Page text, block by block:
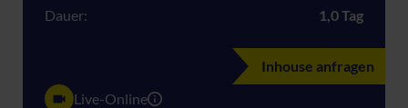
Dauer:
1,0 Tag
Inhouse anfragen
Live-Online